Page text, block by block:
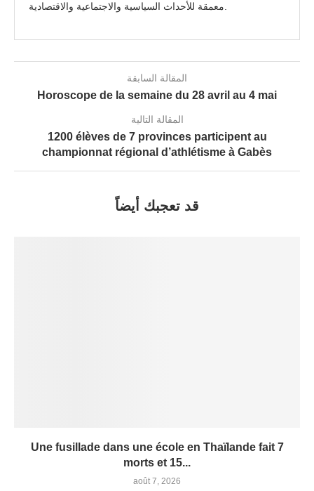
معمقة للأحداث السياسية والاجتماعية والاقتصادية.
المقالة السابقة
Horoscope de la semaine du 28 avril au 4 mai
المقالة التالية
1200 élèves de 7 provinces participent au
championnat régional d’athlétisme à Gabès
قد تعجبك أيضاً
Une fusillade dans une école en Thaïlande fait 7
morts et 15...
août 7, 2026